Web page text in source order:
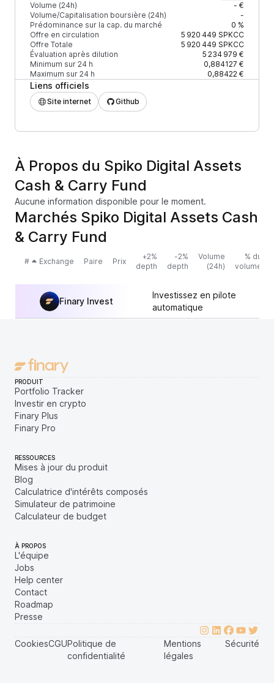
Volume (24h)
- €
Volume/Capitalisation boursière (24h)
-
Prédominance sur la cap. du marché
0 %
Offre en circulation
5 920 449 SPKCC
Offre Totale
5 920 449 SPKCC
Évaluation après dilution
5 234 979 €
Minimum sur 24 h
0,884127 €
Maximum sur 24 h
0,88422 €
Liens officiels
Site internet Github
À Propos du Spiko Digital Assets
Cash & Carry Fund
Aucune information disponible pour le moment.
Marchés Spiko Digital Assets Cash
& Carry Fund
# Exchange Paire Prix
+2%
depth
-2%
depth
Volume
(24h)
% du
volume
Finary Invest
Investissez en pilote
automatique
PRODUIT
Portfolio Tracker
Investir en crypto
Finary Plus
Finary Pro
RESSOURCES
Mises à jour du produit
Blog
Calculatrice d'intérêts composés
Simulateur de patrimoine
Calculateur de budget
À PROPOS
L'équipe
Jobs
Help center
Contact
Roadmap
Presse
CookiesCGUPolitique de
confidentialité
Mentions
légales
Sécurité